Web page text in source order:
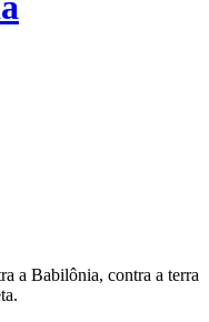
a Babilônia, contra a terra